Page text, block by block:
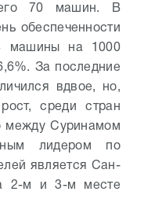
70 машин. В
обеспеченности
машины на 1000
За последние
вдвое, но,
среди стран
между Суринамом
лидером по
является Сан-
2-м и 3-м месте